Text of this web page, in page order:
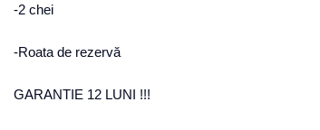
-2 chei
-Roata de rezervă
GARANTIE 12 LUNI !!!